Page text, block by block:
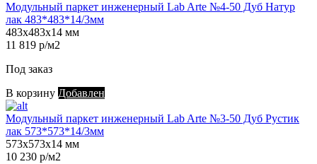
Модульный паркет инженерный Lab Arte №4-50 Дуб Натур
лак 483*483*14/3мм
483х483х14 мм
11 819 р/м2
Под заказ
В корзину Добавлен
Модульный паркет инженерный Lab Arte №3-50 Дуб Рустик
лак 573*573*14/3мм
573х573х14 мм
10 230 р/м2